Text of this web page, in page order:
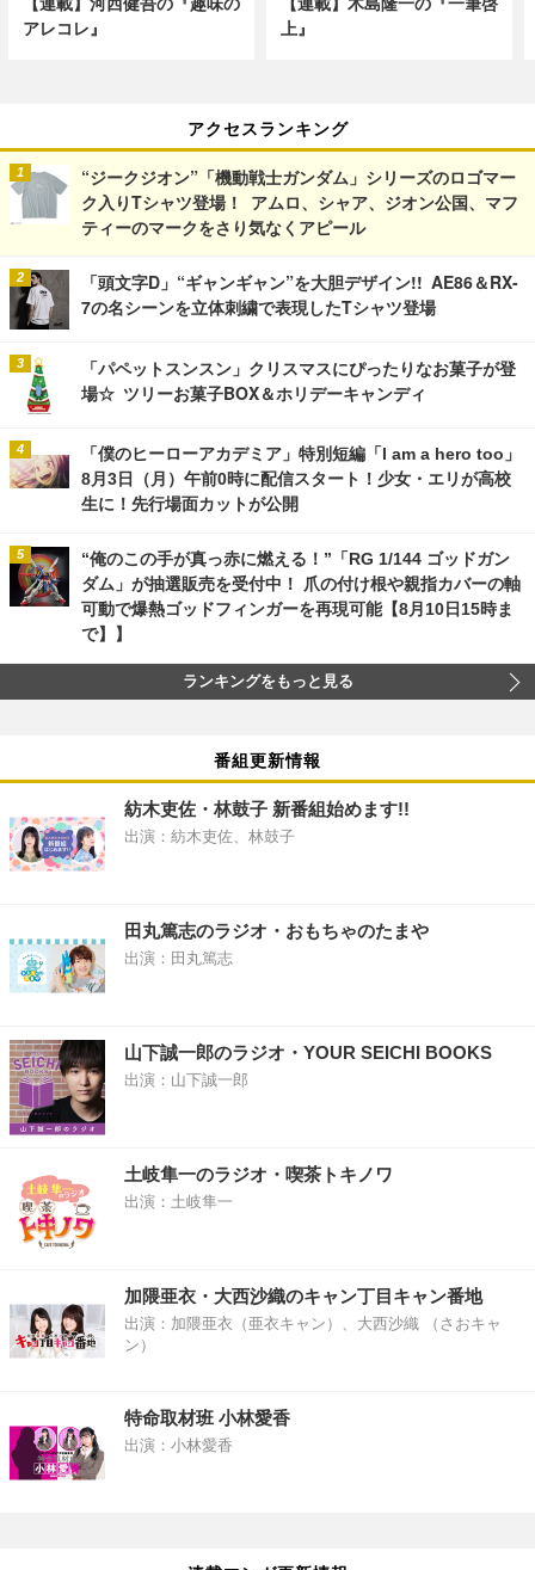
アレコレ』
上』
アクセスランキング
“ジークジオン”「機動戦士ガンダム」シリーズのロゴマー
ク入りTシャツ登場！ アムロ、シャア、ジオン公国、マフ
ティーのマークをさり気なくアピール
「頭文字D」“ギャンギャン”を大胆デザイン!! AE86＆RX-
7の名シーンを立体刺繍で表現したTシャツ登場
「パペットスンスン」クリスマスにぴったりなお菓子が登
場☆ ツリーお菓子BOX＆ホリデーキャンディ
「僕のヒーローアカデミア」特別短編「I am a hero too」
8月3日（月）午前0時に配信スタート！少女・エリが高校
生に！先行場面カットが公開
“俺のこの手が真っ赤に燃える！”「RG 1/144 ゴッドガン
ダム」が抽選販売を受付中！ 爪の付け根や親指カバーの軸
可動で爆熱ゴッドフィンガーを再現可能【8月10日15時ま
で】】
ランキングをもっと見る
番組更新情報
紡木吏佐・林鼓子 新番組始めます!!
出演：紡木吏佐、林鼓子
田丸篤志のラジオ・おもちゃのたまや
出演：田丸篤志
山下誠一郎のラジオ・YOUR SEICHI BOOKS
出演：山下誠一郎
土岐隼一のラジオ・喫茶トキノワ
出演：土岐隼一
加隈亜衣・大西沙織のキャン丁目キャン番地
出演：加隈亜衣（亜衣キャン）、大西沙織 （さおキャ
ン）
特命取材班 小林愛香
出演：小林愛香